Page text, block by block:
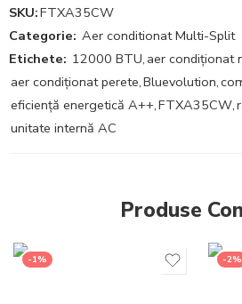
SKU:FTXA35CW
Categorie: Aer conditionat Multi-Split
Etichete: 12000 BTU, aer condiționat
aer condiționat perete,Bluevolution,
eficiență energetică A++,FTXA35CW,
unitate internă AC
Produse
-1% -2%